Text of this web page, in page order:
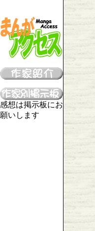
感想は掲示板にお
願いします